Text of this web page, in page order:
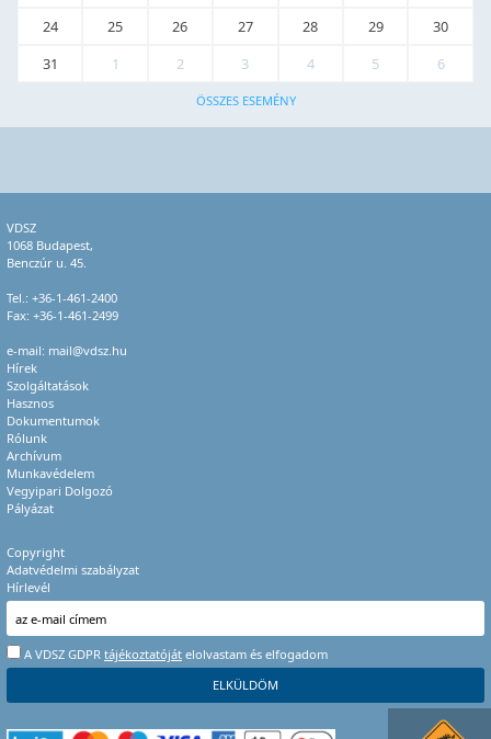
24
25 26 27 28 29
30
31
1 2 3 4 5 6
ÖSSZES ESEMÉNY
VDSZ
1068 Budapest,
Benczúr u. 45.
Tel.: +36-1-461-2400
Fax: +36-1-461-2499
e-mail: mail@vdsz.hu
Hírek
Szolgáltatások
Hasznos
Dokumentumok
Rólunk
Archívum
Munkavédelem
Vegyipari Dolgozó
Pályázat
Copyright
Adatvédelmi szabályzat
Hírlevél
A VDSZ GDPR tájékoztatóját elolvastam és elfogadom